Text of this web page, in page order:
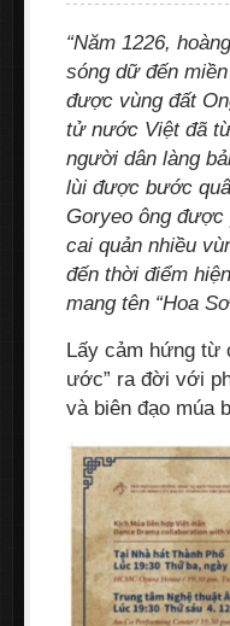
“Năm 1226,
sóng dữ đến
được vùng đất
tử nước Việt đã
người dân làng
lùi được bước
Goryeo ông được
cai quản nhiều
đến thời điểm
mang tên “Hoa
Lấy cảm hứng từ
ước” ra đời với
và biên đạo múa